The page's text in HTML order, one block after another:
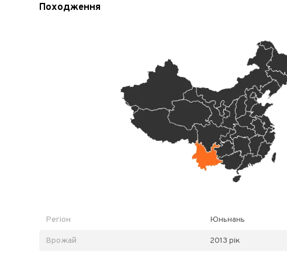
Походження
Регіон Юньнань
Врожай 2013 рік